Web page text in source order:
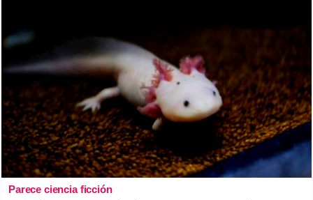
Parece ciencia ficción